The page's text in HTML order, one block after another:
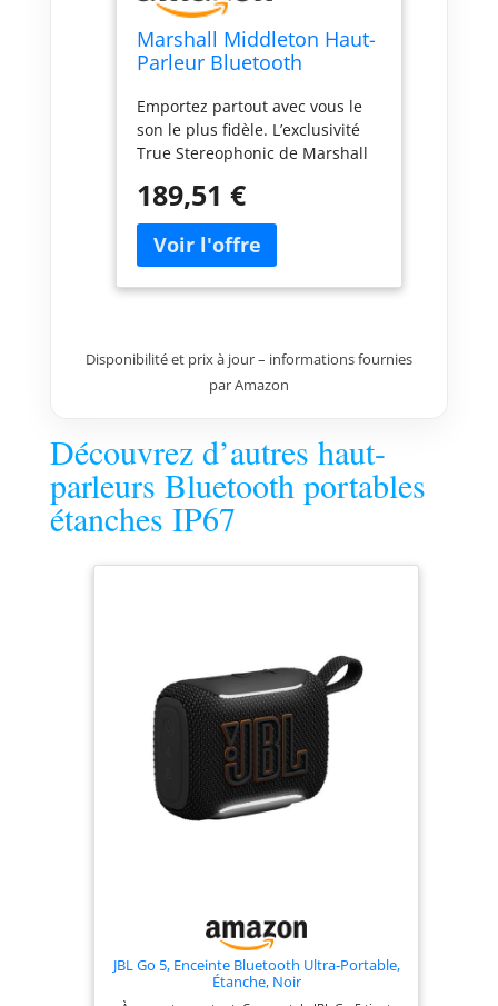
Marshall Middleton Haut-
Parleur Bluetooth
Heures de Lecture
Portable - Étanche IP67 -
Noir & Laiton
Emportez partout avec vous le
son le plus fidèle. L’exclusivité
True Stereophonic de Marshall
multidirectionnel comme vous
ne l’avez jamais entendu pour
une expérience immersive
totale où que vous vous
trouviez. Grâce à son design
la boue d’un festival que sur
votre étagère. Avec Middleton,
charge. Et si votre session devait
se prolonger, 4,5 heures de
charge lui suffisent à retrouver
toute son énergie. Connectez-
amplifier votre son et vous offrir
votre ou vos espaces d’un son
puissant. Middleton est
composée à 55 % de plastique
recyclé à partir d’appareils
électroniques usagés, de
bouteilles d’eau et de feux
automobiles. Garantie sans PVC.
189,51 €
Disponibilité et prix à jour – informations fournies
par Amazon
Découvrez d’autres haut-
parleurs Bluetooth portables
étanches IP67
JBL Go 5, Enceinte Bluetooth Ultra‑Portable,
Étanche, Noir